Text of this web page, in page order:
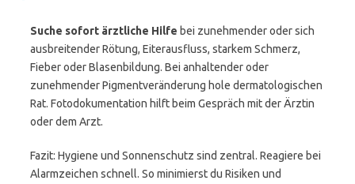
Suche sofort ärztliche Hilfe bei zunehmender oder sich
ausbreitender Rötung, Eiterausfluss, starkem Schmerz,
Fieber oder Blasenbildung. Bei anhaltender oder
zunehmender Pigmentveränderung hole dermatologischen
Rat. Fotodokumentation hilft beim Gespräch mit der Ärztin
oder dem Arzt.
Fazit: Hygiene und Sonnenschutz sind zentral. Reagiere bei
Alarmzeichen schnell. So minimierst du Risiken und